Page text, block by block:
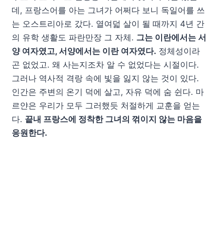
데, 프랑스어를 아는 그녀가 어쩌다 보니 독일어를 쓰
는 오스트리아로 갔다. 열여덟 살이 될 때까지 4년 간
의 유학 생활도 파란만장 그 자체. 그는 이란에서는 서
양 여자였고, 서양에서는 이란 여자였다. 정체성이라
곤 없었고. 왜 사는지조차 알 수 없었다는 시절이다.
그러나 역사적 격랑 속에 빛을 잃지 않는 것이 있다.
인간은 주변의 온기 덕에 살고, 자유 덕에 숨 쉰다. 마
르얀은 우리가 모두 그러했듯 처절하게 교훈을 얻는
다. 끝내 프랑스에 정착한 그녀의 꺾이지 않는 마음을
응원한다.